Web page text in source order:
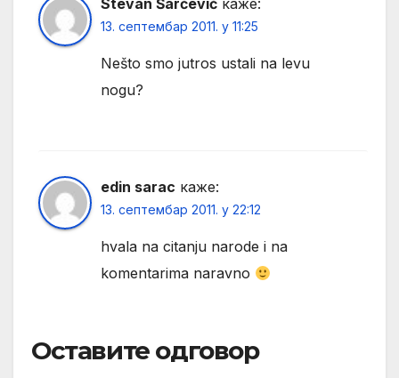
13. септембар 2011. у 11:25
Nešto smo jutros ustali na levu
nogu?
edin sarac каже:
13. септембар 2011. у 22:12
hvala na citanju narode i na
komentarima naravno
Оставите одговор